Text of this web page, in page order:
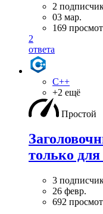
2
03 мар.
169
2
ответа
C++
+2 ещё
Простой
только
3
26 февр.
692